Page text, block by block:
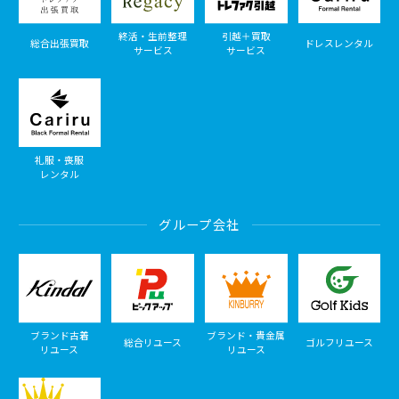
総合出張買取
終活・生前整理
サービス
引越＋買取
サービス
ドレスレンタル
礼服・喪服
レンタル
グループ会社
ブランド古着
リユース
総合リユース
ブランド・貴金属
リユース
ゴルフリユース